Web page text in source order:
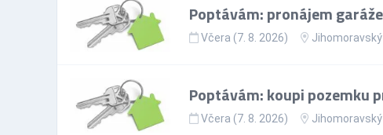
Poptávám: pronájem
Včera (7. 8. 2026) Jihomoravský
Poptávám: koupi pozemku
Včera (7. 8. 2026) Jihomoravský